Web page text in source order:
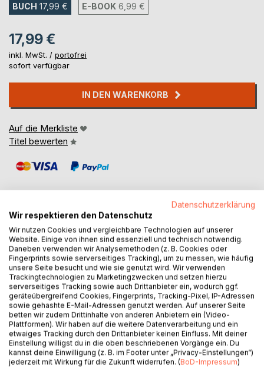
BUCH 17,99 € E-BOOK 6,99 €
17,99 €
inkl. MwSt. / portofrei
sofort verfügbar
IN DEN WARENKORB
Auf die Merkliste
Titel bewerten
BESCHREIBUNG
My written unique indiany book with the booktiteling NHL
icehockey colourfull indiany yeah champion stary happy
indiany celebrating indiany Peter Oberfrank - Hunziker with
all my NHL art naming indiany is a memory book and
sportivo book indiany and worldwide languaging unique
indiany and indiany celebrating indiany Peter Oberfrank -
Hunziker
Datenschutzerklärung
Wir respektieren den Datenschutz
Wir nutzen Cookies und vergleichbare Technologien auf unserer
Website. Einige von ihnen sind essenziell und technisch notwendig.
Daneben verwenden wir Analysemethoden (z. B. Cookies oder
Fingerprints sowie serverseitiges Tracking), um zu messen, wie häufig
unsere Seite besucht und wie sie genutzt wird. Wir verwenden
Trackingtechnologien zu Marketingzwecken und setzen hierzu
serverseitiges Tracking sowie auch Drittanbieter ein, wodurch ggf.
geräteübergreifend Cookies, Fingerprints, Tracking-Pixel, IP-Adressen
sowie gehashte E-Mail-Adressen genutzt werden. Auf unserer Seite
betten wir zudem Drittinhalte von anderen Anbietern ein (Video-
Plattformen). Wir haben auf die weitere Datenverarbeitung und ein
etwaiges Tracking durch den Drittanbieter keinen Einfluss. Mit deiner
Einstellung willigst du in die oben beschriebenen Vorgänge ein. Du
kannst deine Einwilligung (z. B. im Footer unter „Privacy-Einstellungen“)
jederzeit mit Wirkung für die Zukunft widerrufen. (BoD-Impressum)